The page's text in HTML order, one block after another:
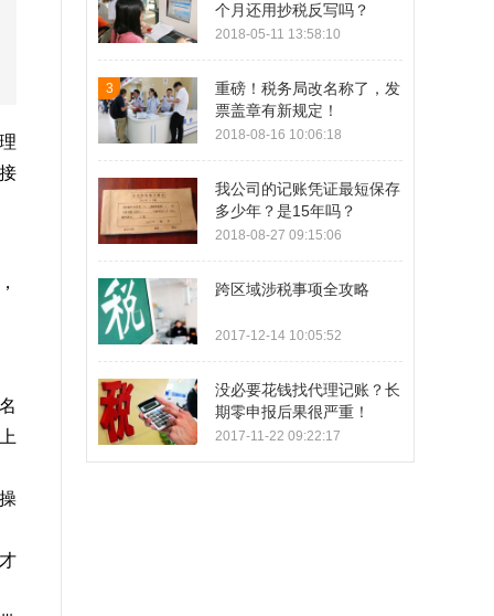
个月还用抄税反写吗？
2018-05-11 13:58:10
3
重磅！税务局改名称了，发
票盖章有新规定！
2018-08-16 10:06:18
我公司的记账凭证最短保存
多少年？是15年吗？
2018-08-27 09:15:06
跨区域涉税事项全攻略
2017-12-14 10:05:52
没必要花钱找代理记账？长
期零申报后果很严重！
2017-11-22 09:22:17